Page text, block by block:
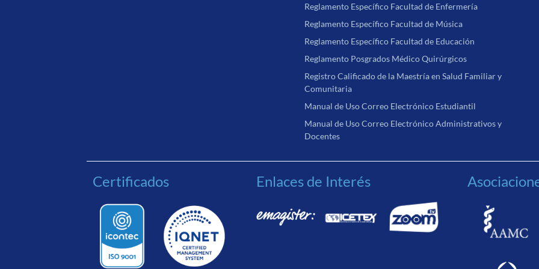
Reglamento Específico Facultad de Enfermería
Reglamento Específico Facultad de Música
Reglamento Específico Facultad de Educación
Reglamento Posgrados Médico Quirúrgicos
Registro Calificado de la Maestría en Salud Familiar y
Comunitaria
Manual de Uso Correo Electrónico Estudiantil
Manual de Uso Correo Electrónico Administrativos y
Docentes
Certificados Enlaces de Interés